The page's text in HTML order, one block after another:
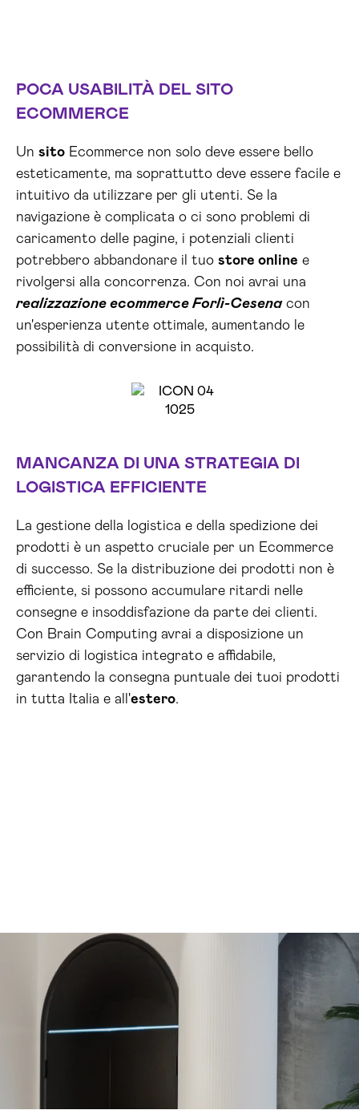
POCA USABILITÀ DEL SITO
ECOMMERCE
Un sito Ecommerce non solo deve essere bello
esteticamente, ma soprattutto deve essere facile e
intuitivo da utilizzare per gli utenti. Se la
navigazione è complicata o ci sono problemi di
caricamento delle pagine, i potenziali clienti
potrebbero abbandonare il tuo store online e
rivolgersi alla concorrenza. Con noi avrai una
realizzazione ecommerce Forlì-Cesenacon
un'esperienza utente ottimale, aumentando le
possibilità di conversione in acquisto.
MANCANZA DI UNA STRATEGIA DI
LOGISTICA EFFICIENTE
La gestione della logistica e della spedizione dei
prodotti è un aspetto cruciale per un Ecommerce
di successo. Se la distribuzione dei prodotti non è
efficiente, si possono accumulare ritardi nelle
consegne e insoddisfazione da parte dei clienti.
Con Brain Computing avrai a disposizione un
servizio di logistica integrato e affidabile,
garantendo la consegna puntuale dei tuoi prodotti
in tutta Italia e all'estero.